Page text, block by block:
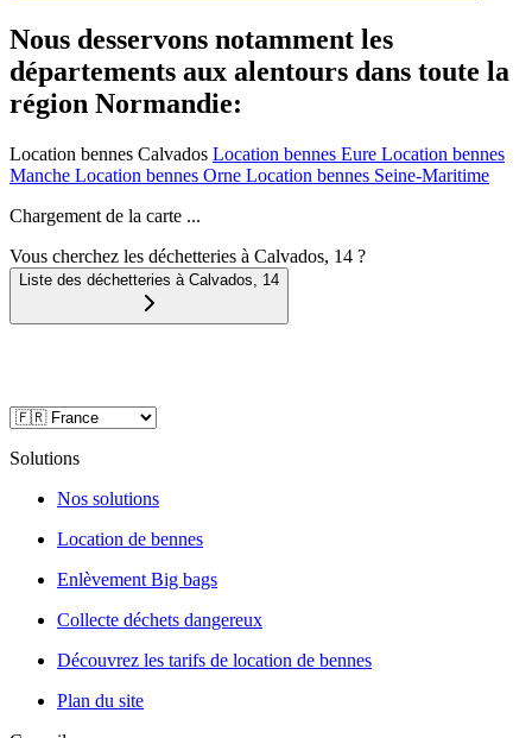
Nous desservons notamment les
départements aux alentours dans toute la
région Normandie:
Location bennes Calvados Location bennes Eure Location bennes
Manche Location bennes Orne Location bennes Seine-Maritime
Chargement de la carte ...
Vous cherchez les déchetteries à Calvados, 14 ?
Liste des déchetteries à Calvados 14
Solutions
Nos solutions
Location de bennes
Enlèvement Big bags
Collecte déchets dangereux
Découvrez les tarifs de location de bennes
Plan du site